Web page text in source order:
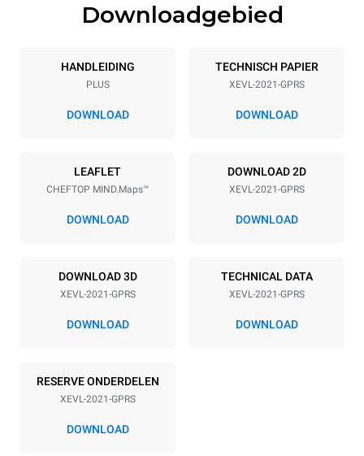
Roosterspecificaties
20 GN 2/1
Afstand tussen trays
220-240V 1N~ 2,6 kW
Stekkertype
Schuko | ✓
Verbruik in kWh
Downloadgebied
HANDLEIDING
PLUS
DOWNLOAD
TECHNISCH PAPIER
XEVL-2021-GPRS
DOWNLOAD
LEAFLET
CHEFTOP MIND.Maps™
DOWNLOAD
DOWNLOAD 2D
XEVL-2021-GPRS
DOWNLOAD
DOWNLOAD 3D
XEVL-2021-GPRS
DOWNLOAD
TECHNICAL DATA
XEVL-2021-GPRS
DOWNLOAD
RESERVE ONDERDELEN
XEVL-2021-GPRS
DOWNLOAD